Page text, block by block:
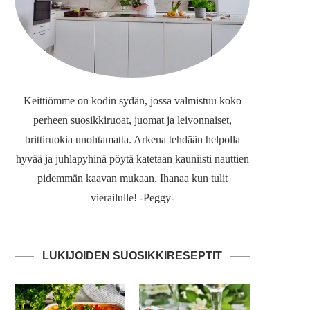
Keittiömme on kodin sydän, jossa valmistuu koko
perheen suosikkiruoat, juomat ja leivonnaiset,
brittiruokia unohtamatta. Arkena tehdään helpolla
hyvää ja juhlapyhinä pöytä katetaan kauniisti nauttien
pidemmän kaavan mukaan. Ihanaa kun tulit
vierailulle! -Peggy-
LUKIJOIDEN SUOSIKKIRESEPTIT